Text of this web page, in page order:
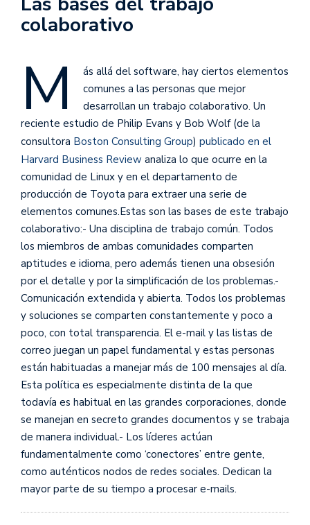
colaborativo
M
ás allá del software, hay ciertos elementos
comunes a las personas que mejor
desarrollan un trabajo colaborativo. Un
reciente estudio de Philip Evans y Bob Wolf (de la
consultora Boston Consulting Group) publicado en el
Harvard Business Review analiza lo que ocurre en la
comunidad de Linux y en el departamento de
producción de Toyota para extraer una serie de
elementos comunes.Estas son las bases de este trabajo
colaborativo:- Una disciplina de trabajo común. Todos
los miembros de ambas comunidades comparten
aptitudes e idioma, pero además tienen una obsesión
por el detalle y por la simplificación de los problemas.-
Comunicación extendida y abierta. Todos los problemas
y soluciones se comparten constantemente y poco a
poco, con total transparencia. El e-mail y las listas de
correo juegan un papel fundamental y estas personas
están habituadas a manejar más de 100 mensajes al día.
Esta política es especialmente distinta de la que
todavía es habitual en las grandes corporaciones, donde
se manejan en secreto grandes documentos y se trabaja
de manera individual.- Los líderes actúan
fundamentalmente como ‘conectores’ entre gente,
como auténticos nodos de redes sociales. Dedican la
mayor parte de su tiempo a procesar e-mails.